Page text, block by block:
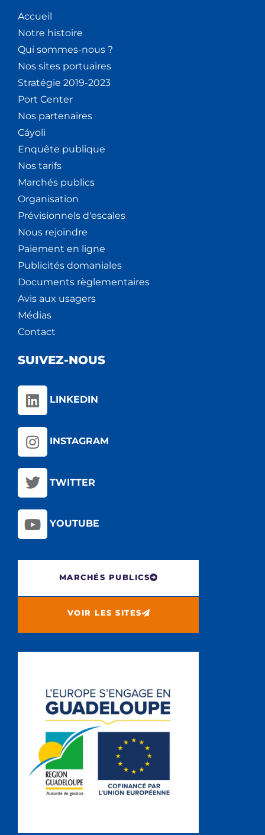
Accueil
Notre histoire
Qui sommes-nous ?
Nos sites portuaires
Stratégie 2019-2023
Port Center
Nos partenaires
Cáyoli
Enquête publique
Nos tarifs
Marchés publics
Organisation
Prévisionnels d'escales
Nous rejoindre
Paiement en ligne
Publicités domaniales
Documents règlementaires
Avis aux usagers
Médias
Contact
SUIVEZ-NOUS
LINKEDIN
INSTAGRAM
TWITTER
YOUTUBE
MARCHÉS PUBLICS
VOIR LES SITES